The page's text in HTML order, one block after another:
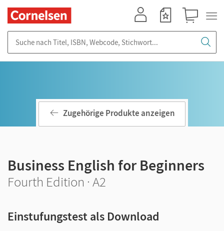
Zugehörige Produkte anzeigen
Business English for Beginners
Fourth Edition · A2
Einstufungstest als Download